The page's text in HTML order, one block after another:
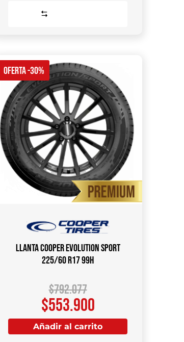
OFERTA -30%
Llanta COOPER Evolution Sport
225/60 R17 99H
$792.077
$553.900
Añadir al carrito